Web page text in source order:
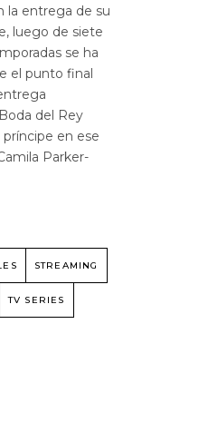
la entrega de su
luego de siete
se ha
el punto final
del Rey
príncipe en ese
Parker-
STREAMING
TV SERIES